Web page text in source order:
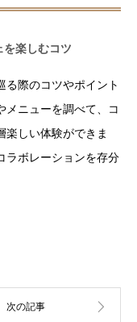
を楽しむコツ
る際のコツやポイント
メニューを調べて、コ
楽しい体験ができま
ラボレーションを存分